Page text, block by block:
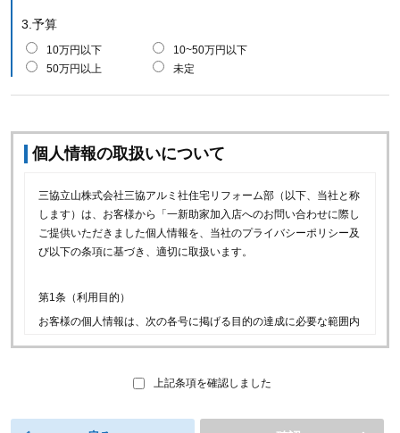
3.予算
10万円以下
10~50万円以下
50万円以上
未定
個人情報の取扱いについて
三協立山株式会社三協アルミ社住宅リフォーム部（以下、当社と称
します）は、お客様から「一新助家加入店へのお問い合わせに際し
ご提供いただきました個人情報を、当社のプライバシーポリシー及
び以下の条項に基づき、適切に取扱います。
第1条（利用目的）
お客様の個人情報は、次の各号に掲げる目的の達成に必要な範囲内
し、お客様に喜ばれるサービスをご提供するため。
上記条項を確認しました